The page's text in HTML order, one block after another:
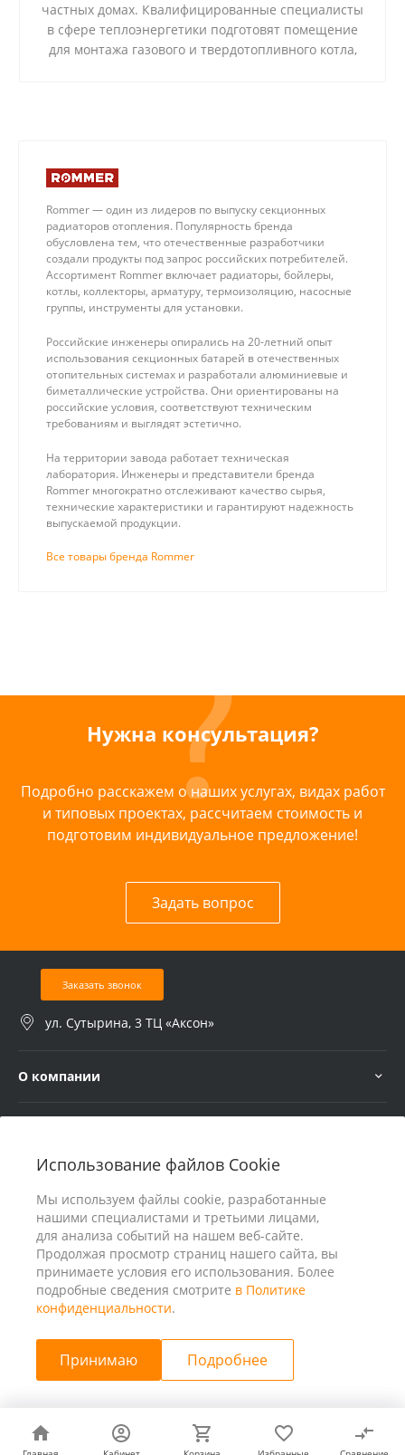
Использование файлов Cookie
Мы используем файлы cookie, разработанные
нашими специалистами и третьими лицами,
для анализа событий на нашем веб-сайте.
Продолжая просмотр страниц нашего сайта, вы
принимаете условия его использования. Более
подробные сведения смотрите в Политике
конфиденциальности.
Принимаю Подробнее
частных домах. Квалифицированные специалисты
в сфере теплоэнергетики подготовят помещение
для монтажа газового и твердотопливного котла,
Rommer — один из лидеров по выпуску секционных
радиаторов отопления. Популярность бренда
обусловлена тем, что отечественные разработчики
создали продукты под запрос российских потребителей.
Ассортимент Rommer включает радиаторы, бойлеры,
котлы, коллекторы, арматуру, термоизоляцию, насосные
группы, инструменты для установки.
Российские инженеры опирались на 20-летний опыт
использования секционных батарей в отечественных
отопительных системах и разработали алюминиевые и
биметаллические устройства. Они ориентированы на
российские условия, соответствуют техническим
требованиям и выглядят эстетично.
На территории завода работает техническая
лаборатория. Инженеры и представители бренда
Rommer многократно отслеживают качество сырья,
технические характеристики и гарантируют надежность
выпускаемой продукции.
Все товары бренда Rommer
Нужна консультация?
Подробно расскажем о наших услугах, видах работ
и типовых проектах, рассчитаем стоимость и
подготовим индивидуальное предложение!
Задать вопрос
Заказать звонок
ул. Сутырина, 3 ТЦ «Аксон»
О компании
© 2026 ООО «25 Киловатт» ИНН 4401188290, Все права
защищены